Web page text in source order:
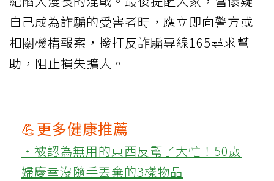
自己成為詐騙的受害者時，應立即向警方或
相關機構報案，撥打反詐騙專線165尋求幫
助，阻止損失擴大。
💪更多健康推薦
‧被認為無用的東西反幫了大忙！50歲
婦慶幸沒隨手丟棄的3樣物品